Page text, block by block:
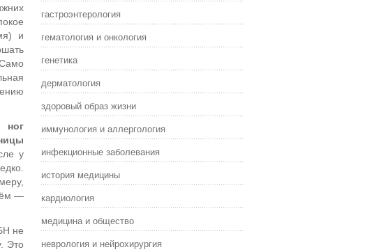
и
ног
у
—
не
Это
гастроэнтерология
гематология и онкология
генетика
дерматология
здоровый образ жизни
иммунология и аллергология
инфекционные заболевания
история медицины
кардиология
медицина и общество
неврология и нейрохирургия